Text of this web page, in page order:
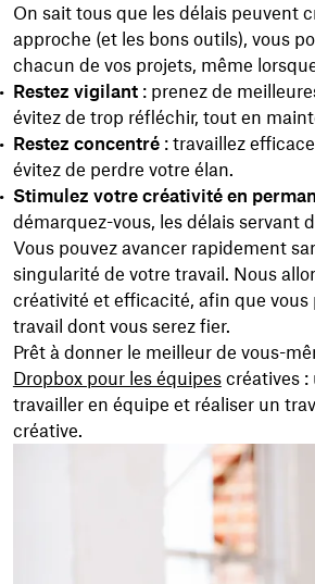
On sait tous que les délais peuvent
approche (et les bons outils), vous
chacun de vos projets, même
Restez vigilant: prenez de
évitez de trop réfléchir, tout en
Restez concentré: travaillez
évitez de perdre votre élan.
Stimulez votre créativité en
démarquez-vous, les délais servant
Vous pouvez avancer rapidement
singularité de votre travail. Nous
créativité et efficacité, afin que
travail dont vous serez fier.
Prêt à donner le meilleur de vous-
Dropbox pour les équipescréatives :
travailler en équipe et réaliser un
créative.